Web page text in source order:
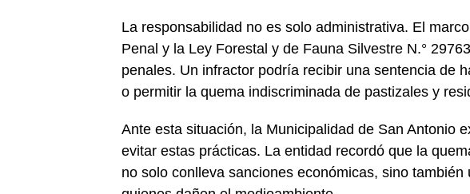
La responsabilidad no es solo administrativa. El
Penal y la Ley Forestal y de Fauna Silvestre N.°
penales. Un infractor podría recibir una sentencia de
o permitir la quema indiscriminada de pastizales y
Ante esta situación, la Municipalidad de San Antonio
evitar estas prácticas. La entidad recordó que la
no solo conlleva sanciones económicas, sino